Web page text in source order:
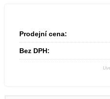
Prodejní cena:
Bez DPH: